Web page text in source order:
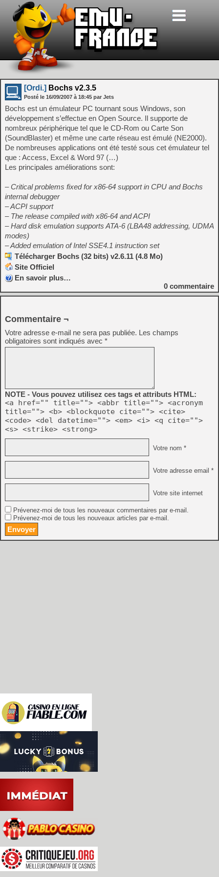
[Ordi.] Bochs v2.3.5
Posté le 16/09/2007 à 18:45 par Jets
Bochs est un émulateur PC tournant sous Windows, son
développement s’effectue en Open Source. Il supporte de
nombreux périphérique tel que le CD-Rom ou Carte Son
(SoundBlaster) et même une carte réseau est émulé (NE2000).
De nombreuses applications ont été testé sous cet émulateur tel
que : Access, Excel & Word 97 (…)
Les principales améliorations sont:
– Critical problems fixed for x86-64 support in CPU and Bochs
internal debugger
– ACPI support
– The release compiled with x86-64 and ACPI
– Hard disk emulation supports ATA-6 (LBA48 addressing, UDMA
modes)
– Added emulation of Intel SSE4.1 instruction set
Télécharger Bochs (32 bits) v2.6.11 (4.8 Mo)
Site Officiel
En savoir plus…
0 commentaire
Commentaire ¬
Votre adresse e-mail ne sera pas publiée. Les champs
obligatoires sont indiqués avec *
NOTE - Vous pouvez utilisez ces tags et attributs HTML:
<a href="" title=""> <abbr title=""> <acronym
title=""> <b> <blockquote cite=""> <cite>
<code> <del datetime=""> <em> <i> <q cite="">
<s> <strike> <strong>
Votre nom *
Votre adresse email *
Votre site internet
Prévenez-moi de tous les nouveaux commentaires par e-mail.
Prévenez-moi de tous les nouveaux articles par e-mail.